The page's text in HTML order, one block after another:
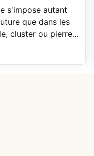
s'impose autant
que dans les
cluster ou pierre
le brut